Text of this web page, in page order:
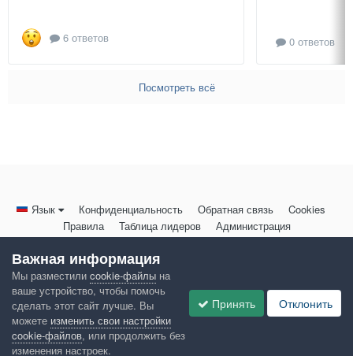
6 ответов 0 ответов
Посмотреть всё
Язык Конфиденциальность Обратная связь
Cookies
Правила
Таблица лидеров Администрация
Powered by Invision Community
Важная информация
Мы разместили cookie-файлы на
ваше устройство, чтобы помочь
сделать этот сайт лучше. Вы
можете изменить свои настройки
cookie-файлов, или продолжить без
изменения настроек.
Принять Отклонить